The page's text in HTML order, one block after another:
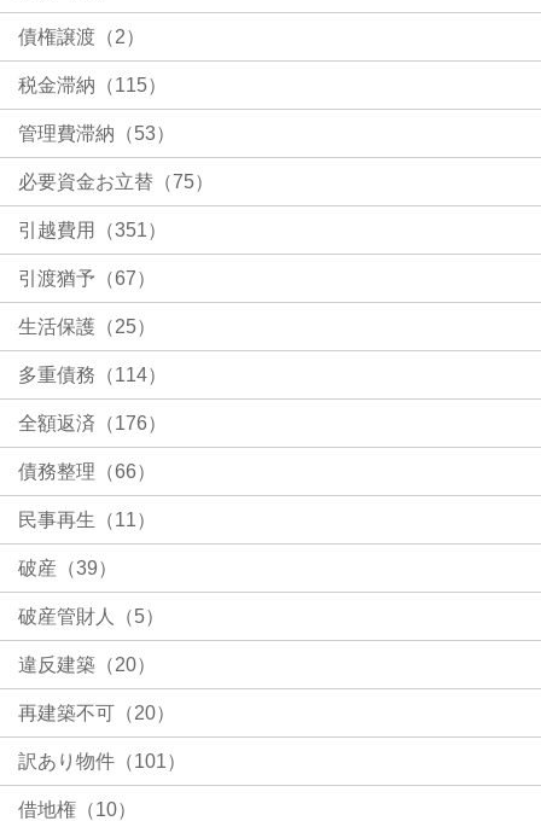
債権譲渡（2）
税金滞納（115）
管理費滞納（53）
必要資金お立替（75）
引越費用（351）
引渡猶予（67）
生活保護（25）
多重債務（114）
全額返済（176）
債務整理（66）
民事再生（11）
破産（39）
破産管財人（5）
違反建築（20）
再建築不可（20）
訳あり物件（101）
借地権（10）